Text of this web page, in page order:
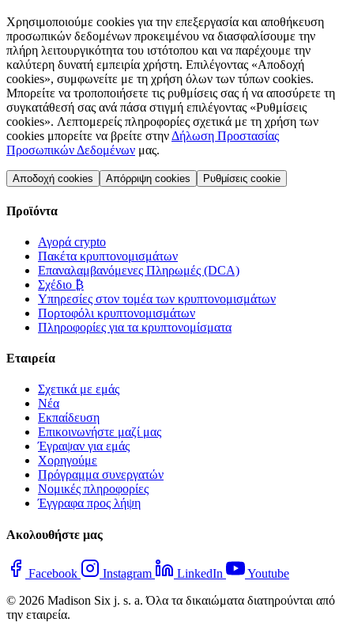
Χρησιμοποιούμε cookies για την επεξεργασία και αποθήκευση
προσωπικών δεδομένων προκειμένου να διασφαλίσουμε την
πλήρη λειτουργικότητα του ιστότοπου και να παρέχουμε την
καλύτερη δυνατή εμπειρία χρήστη. Επιλέγοντας «Αποδοχή
cookies», συμφωνείτε με τη χρήση όλων των τύπων cookies.
Μπορείτε να τροποποιήσετε τις ρυθμίσεις σας ή να αποσύρετε τη
συγκατάθεσή σας ανά πάσα στιγμή επιλέγοντας «Ρυθμίσεις
cookies». Λεπτομερείς πληροφορίες σχετικά με τη χρήση των
cookies μπορείτε να βρείτε στην Δήλωση Προστασίας
Προσωπικών Δεδομένων μας.
Αποδοχή cookies Απόρριψη cookies Ρυθμίσεις cookie
Προϊόντα
Αγορά crypto
Πακέτα κρυπτονομισμάτων
Επαναλαμβανόμενες Πληρωμές (DCA)
Σχέδιο ₿
Υπηρεσίες στον τομέα των κρυπτονομισμάτων
Πορτοφόλι κρυπτονομισμάτων
Πληροφορίες για τα κρυπτονομίσματα
Εταιρεία
Σχετικά με εμάς
Νέα
Εκπαίδευση
Επικοινωνήστε μαζί μας
Έγραψαν για εμάς
Χορηγούμε
Πρόγραμμα συνεργατών
Νομικές πληροφορίες
Έγγραφα προς λήψη
Ακολουθήστε μας
Facebook Instagram LinkedIn
Youtube
© 2026 Madison Six j. s. a. Όλα τα δικαιώματα διατηρούνται από
την εταιρεία.